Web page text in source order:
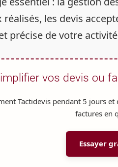
les devis
précise de votre
vos devis ou
Tactidevis pendant 5 jours et
factures en
Essayer